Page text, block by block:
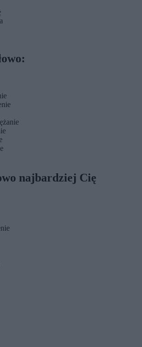
najbardziej Cię